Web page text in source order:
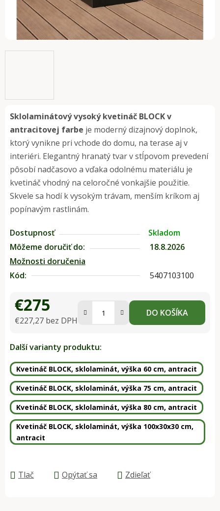
Sklolaminátový vysoký kvetináč BLOCK v
antracitovej farbe je moderný dizajnový doplnok,
ktorý vynikne pri vchode do domu, na terase aj v
interiéri. Elegantný hranatý tvar v stĺpovom prevedení
pôsobí nadčasovo a vďaka odolnému materiálu je
kvetináč vhodný na celoročné vonkajšie použitie.
Skvele sa hodí k vysokým trávam, menším kríkom aj
popínavým rastlinám.
Dostupnosť
Skladom
Môžeme doručiť do:
18.8.2026
Možnosti doručenia
Kód:
5407103100
€275
€227,27 bez DPH
DO KOŠÍKA
Další varianty produktu:
Kvetináč BLOCK, sklolaminát, výška 60 cm, antracit
Kvetináč BLOCK, sklolaminát, výška 75 cm, antracit
Kvetináč BLOCK, sklolaminát, výška 80 cm, antracit
Kvetináč BLOCK, sklolaminát, výška 100x30x30 cm,
antracit
Tlač Opýtať sa Zdieľať